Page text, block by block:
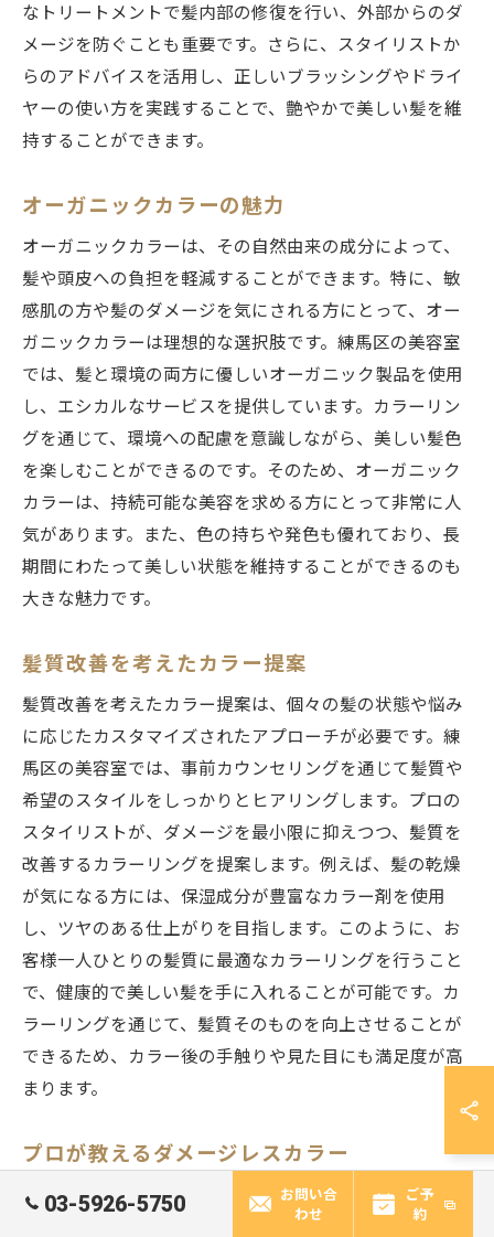
なトリートメントで髪内部の修復を行い、外部からのダ
メージを防ぐことも重要です。さらに、スタイリストか
らのアドバイスを活用し、正しいブラッシングやドライ
ヤーの使い方を実践することで、艶やかで美しい髪を維
持することができます。
オーガニックカラーの魅力
オーガニックカラーは、その自然由来の成分によって、
髪や頭皮への負担を軽減することができます。特に、敏
感肌の方や髪のダメージを気にされる方にとって、オー
ガニックカラーは理想的な選択肢です。練馬区の美容室
では、髪と環境の両方に優しいオーガニック製品を使用
し、エシカルなサービスを提供しています。カラーリン
グを通じて、環境への配慮を意識しながら、美しい髪色
を楽しむことができるのです。そのため、オーガニック
カラーは、持続可能な美容を求める方にとって非常に人
気があります。また、色の持ちや発色も優れており、長
期間にわたって美しい状態を維持することができるのも
大きな魅力です。
髪質改善を考えたカラー提案
髪質改善を考えたカラー提案は、個々の髪の状態や悩み
に応じたカスタマイズされたアプローチが必要です。練
馬区の美容室では、事前カウンセリングを通じて髪質や
希望のスタイルをしっかりとヒアリングします。プロの
スタイリストが、ダメージを最小限に抑えつつ、髪質を
改善するカラーリングを提案します。例えば、髪の乾燥
が気になる方には、保湿成分が豊富なカラー剤を使用
し、ツヤのある仕上がりを目指します。このように、お
客様一人ひとりの髪質に最適なカラーリングを行うこと
で、健康的で美しい髪を手に入れることが可能です。カ
ラーリングを通じて、髪質そのものを向上させることが
できるため、カラー後の手触りや見た目にも満足度が高
まります。
プロが教えるダメージレスカラー
練馬区の美容室でプロのスタイリストが提供するダメー
ジレスカラーは、髪の健康を第一に考えた技術です。髪
03-5926-5750
お問い合
わせ
ご予
約